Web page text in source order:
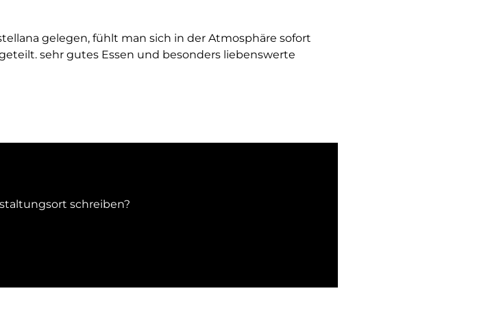
gelegen, fühlt man sich in der Atmosphäre sofort
sehr gutes Essen und besonders liebenswerte
schreiben?